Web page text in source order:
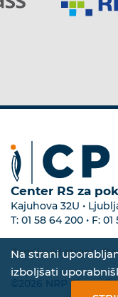
Na strani
izboljšati
Center RS za
Kajuhova 32U •
T: 01 58 64 200 • F: 01
Zemljevid strani•
©2026 NRP